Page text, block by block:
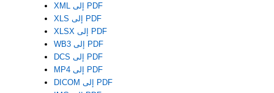
XML إلى PDF
XLS إلى PDF
XLSX إلى PDF
WB3 إلى PDF
DCS إلى PDF
MP4 إلى PDF
DICOM إلى PDF